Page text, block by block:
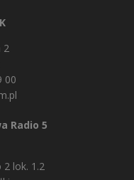
2
00
Radio 5
2 lok. 1.2